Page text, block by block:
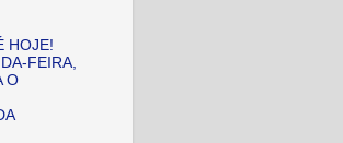
HOJE!
FEIRA,
O